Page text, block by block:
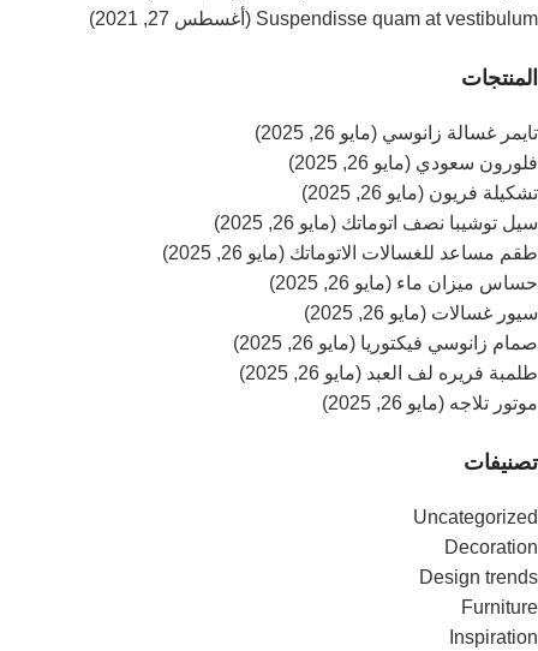
Suspendisse quam at vestibulum (أغسطس 27, 2021)
المنتجات
تايمر غسالة زانوسي (مايو 26, 2025)
فلورون سعودي (مايو 26, 2025)
تشكيلة فريون (مايو 26, 2025)
سيل توشيبا نصف اتوماتك (مايو 26, 2025)
طقم مساعد للغسالات الاتوماتك (مايو 26, 2025)
حساس ميزان ماء (مايو 26, 2025)
سيور غسالات (مايو 26, 2025)
صمام زانوسي فيكتوريا (مايو 26, 2025)
طلمبة فريره لف العبد (مايو 26, 2025)
موتور تلاجه (مايو 26, 2025)
تصنيفات
Uncategorized
Decoration
Design trends
Furniture
Inspiration